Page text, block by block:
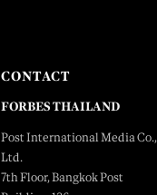
CONTACT
FORBES THAILAND
Post International Media Co.,
Ltd.
7th Floor, Bangkok Post